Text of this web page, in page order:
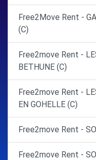
Free2Move Rent -
(C)
Free2move Rent -
BETHUNE (C)
Free2move Rent -
EN GOHELLE (C)
Free2move Rent -
Free2move Rent -